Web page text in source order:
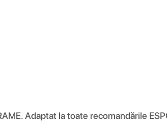
Adaptat la toate recomandările